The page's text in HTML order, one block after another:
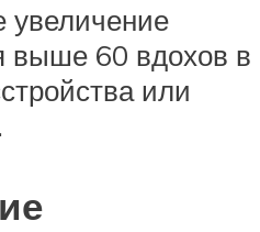
увеличение
выше 60 вдохов в
или